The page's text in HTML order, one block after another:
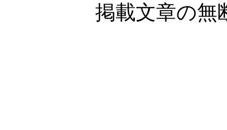
掲載文章の無